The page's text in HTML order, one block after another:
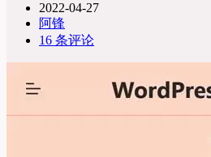
2022-04-27
阿锋
16 条评论